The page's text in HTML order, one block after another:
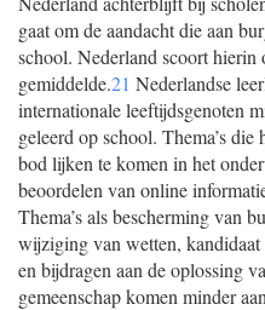
gaat om de aandacht die aan
school. Nederland scoort hierin
gemiddelde.21 Nederlandse
internationale leeftijdsgenoten
geleerd op school. Thema’s
bod lijken te komen in het
beoordelen van online
Thema’s als bescherming van
wijziging van wetten,
en bijdragen aan de oplossing
gemeenschap komen minder